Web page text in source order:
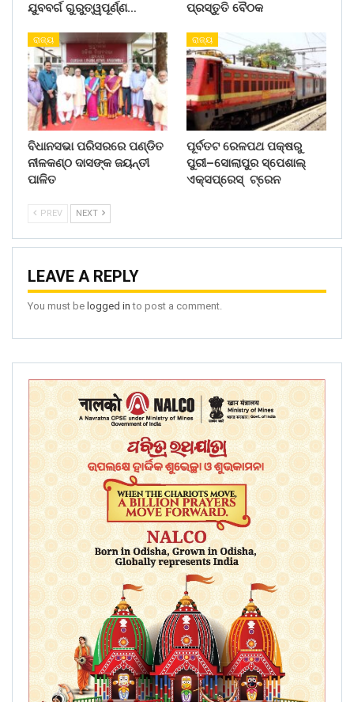
ଯୁବବର୍ଗ ଗୁରୁତ୍ୱପୂର୍ଣ୍ଣ… ପ୍ରସ୍ତୁତି ବୈଠକ
ରାଜ୍ୟ
ବିଧାନସଭା ପରିସରରେ ପଣ୍ଡିତ
ନୀଳକଣ୍ଠ ଦାସଙ୍କ ଜୟନ୍ତୀ
ପାଳିତ
ରାଜ୍ୟ
ପୂର୍ବତଟ ରେଳପଥ ପକ୍ଷରୁ
ପୁରୀ–ସୋଲାପୁର ସ୍ପେଶାଲ୍
ଏକ୍ସପ୍ରେସ୍ ଟ୍ରେନ
PREV NEXT
LEAVE A REPLY
You must be logged in to post a comment.